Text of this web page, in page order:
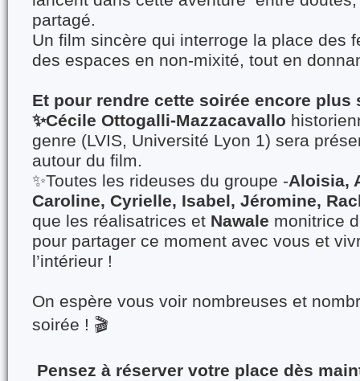
partagé.
Un film sincère qui interroge la place des
des espaces en non-mixité, tout en
Et pour rendre cette soirée encore plus
✨Cécile Ottogalli-Mazzacavallo
genre (LVIS, Université Lyon 1) sera
autour du film.
✨Toutes les rideuses du groupe -Aloisia,
Caroline, Cyrielle, Isabel, Jéromine,
que les réalisatrices et Nawale monitrice
pour partager ce moment avec vous et
l’intérieur !
On espère vous voir nombreuses et
soirée ! 🎬
Pensez à réserver votre place dès